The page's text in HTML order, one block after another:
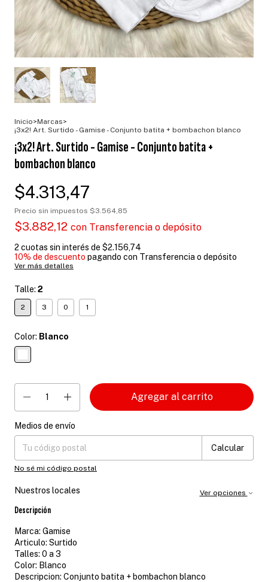
Inicio>Marcas>
¡3x2! Art. Surtido - Gamise - Conjunto batita + bombachon blanco
¡3x2! Art. Surtido - Gamise - Conjunto batita +
bombachon blanco
$4.313,47
Precio sin impuestos $3.564,85
$3.882,12 con Transferencia o depósito
2 cuotas sin interés de $2.156,74
10% de descuento pagando con Transferencia o depósito
Ver más detalles
Talle: 2
2 3 0 1
Color: Blanco
Entregas para el CP:
Medios de envío
Calcular
No sé mi código postal
Nuestros locales Ver opciones
Descripción
Marca: Gamise
Articulo: Surtido
Talles: 0 a 3
Color: Blanco
Descripcion: Conjunto batita + bombachon blanco